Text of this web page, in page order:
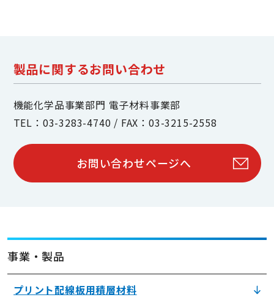
製品に関するお問い合わせ
機能化学品事業部門 電子材料事業部
TEL：03-3283-4740 / FAX：03-3215-2558
お問い合わせページへ
事業・製品
プリント配線板用積層材料